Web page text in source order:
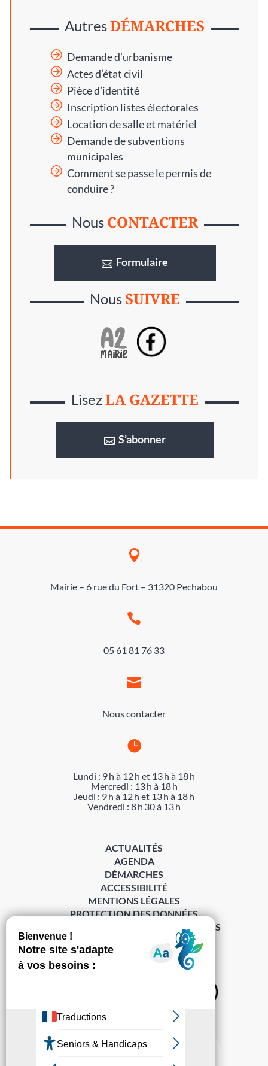
AutresDÉMARCHES
Demande d’urbanisme
Actes d’état civil
Pièce d’identité
Inscription listes électorales
Location de salle et matériel
Demande de subventions
municipales
Comment se passe le permis de
conduire ?
Nous CONTACTER
Formulaire
NousSUIVRE
LisezLA GAZETTE
S’abonner

Mairie – 6 rue du Fort – 31320 Pechabou

05 61 81 76 33

Nous contacter

Lundi : 9 h à 12 h et 13 h à 18 h
Mercredi : 13 h à 18 h
Jeudi : 9 h à 12 h et 13 h à 18 h
Vendredi : 8 h 30 à 13 h
S’abonner à la Gazette ›
ACTUALITÉS
AGENDA
DÉMARCHES
ACCESSIBILITÉ
MENTIONS LÉGALES
PROTECTION DES DONNÉES
POLITIQUE DE GESTION DES COOKIES